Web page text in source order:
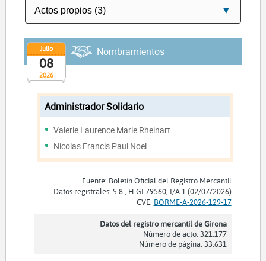
2026
Julio
08
Nombramientos
Administrador Solidario
Valerie Laurence Marie Rheinart
Nicolas Francis Paul Noel
Fuente: Boletín Oficial del Registro Mercantil
Datos registrales: S 8 , H GI 79560, I/A 1 (02/07/2026)
CVE: BORME-A-2026-129-17
Datos del registro mercantil de Girona
Número de acto: 321.177
Número de página: 33.631